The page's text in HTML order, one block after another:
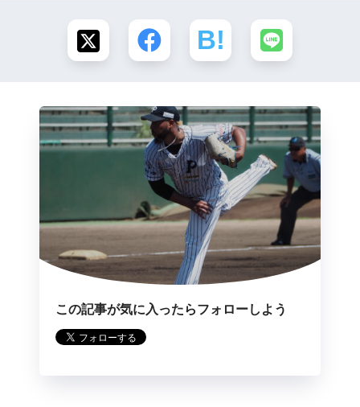
この記事が気に入ったらフォローしよう